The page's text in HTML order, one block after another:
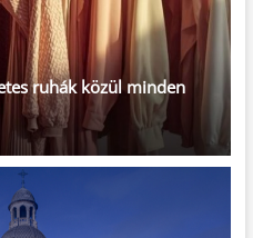
ruhák közül minden